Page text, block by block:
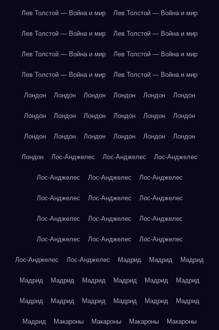
Лев Толстой — Война и мир Лев Толстой — Война и мир
Лев Толстой — Война и мир Лев Толстой — Война и мир
Лев Толстой — Война и мир Лев Толстой — Война и мир
Лев Толстой — Война и мир Лев Толстой — Война и мир
Лондон Лондон Лондон Лондон Лондон Лондон
Лондон Лондон Лондон Лондон Лондон Лондон
Лондон Лондон Лондон Лондон Лондон Лондон
Лондон Лос-Анджелес Лос-Анджелес Лос-Анджелес
Лос-Анджелес Лос-Анджелес Лос-Анджелес
Лос-Анджелес Лос-Анджелес Лос-Анджелес
Лос-Анджелес Лос-Анджелес Лос-Анджелес
Лос-Анджелес Лос-Анджелес Лос-Анджелес
Лос-Анджелес Лос-Анджелес Мадрид Мадрид Мадрид
Мадрид Мадрид Мадрид Мадрид Мадрид Мадрид
Мадрид Мадрид Мадрид Мадрид Мадрид Мадрид
Мадрид Макароны Макароны Макароны Макароны